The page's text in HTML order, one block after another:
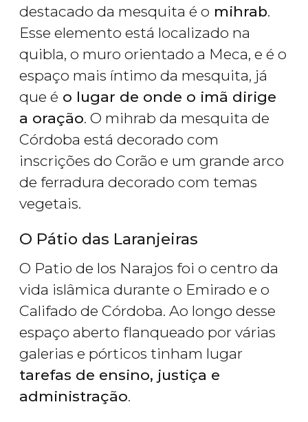
destacado da mesquita é o mihrab.
Esse elemento está localizado na
quibla, o muro orientado a Meca, e é o
espaço mais íntimo da mesquita, já
que é o lugar de onde o imã dirige
a oração. O mihrab da mesquita de
Córdoba está decorado com
inscrições do Corão e um grande arco
de ferradura decorado com temas
vegetais.
O Pátio das Laranjeiras
O Patio de los Narajos foi o centro da
vida islâmica durante o Emirado e o
Califado de Córdoba. Ao longo desse
espaço aberto flanqueado por várias
galerias e pórticos tinham lugar
tarefas de ensino, justiça e
administração.